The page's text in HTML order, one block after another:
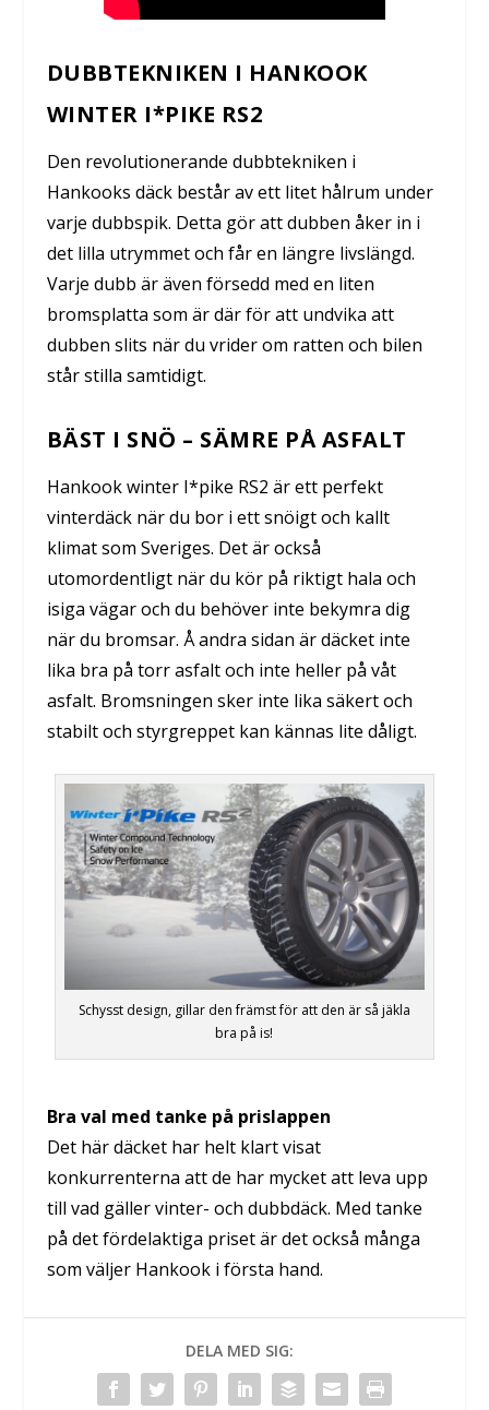
DUBBTEKNIKEN I HANKOOK
WINTER I*PIKE RS2
Den revolutionerande dubbtekniken i
Hankooks däck består av ett litet hålrum under
varje dubbspik. Detta gör att dubben åker in i
det lilla utrymmet och får en längre livslängd.
Varje dubb är även försedd med en liten
bromsplatta som är där för att undvika att
dubben slits när du vrider om ratten och bilen
står stilla samtidigt.
BÄST I SNÖ – SÄMRE PÅ ASFALT
Hankook winter I*pike RS2 är ett perfekt
vinterdäck när du bor i ett snöigt och kallt
klimat som Sveriges. Det är också
utomordentligt när du kör på riktigt hala och
isiga vägar och du behöver inte bekymra dig
när du bromsar. Å andra sidan är däcket inte
lika bra på torr asfalt och inte heller på våt
asfalt. Bromsningen sker inte lika säkert och
stabilt och styrgreppet kan kännas lite dåligt.
Schysst design, gillar den främst för att den är så jäkla
bra på is!
Bra val med tanke på prislappen
Det här däcket har helt klart visat
konkurrenterna att de har mycket att leva upp
till vad gäller vinter- och dubbdäck. Med tanke
på det fördelaktiga priset är det också många
som väljer Hankook i första hand.
DELA MED SIG: